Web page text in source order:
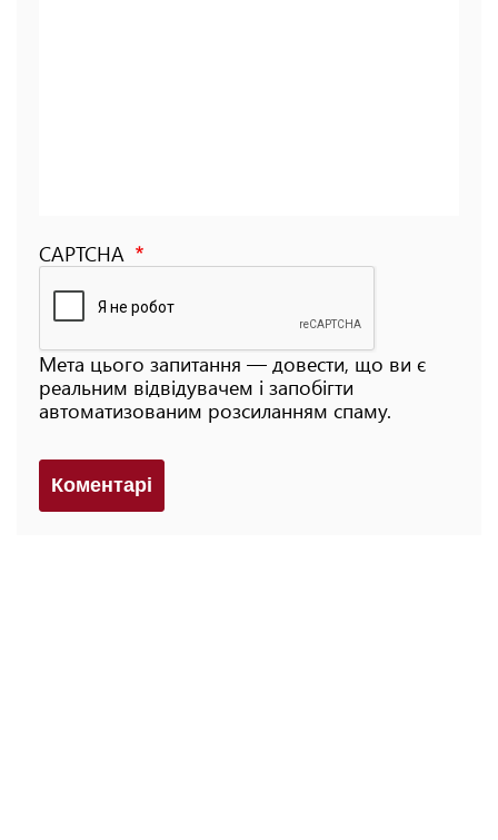
CAPTCHA
Мета цього запитання — довести, що ви є
реальним відвідувачем і запобігти
автоматизованим розсиланням спаму.
Коментарi